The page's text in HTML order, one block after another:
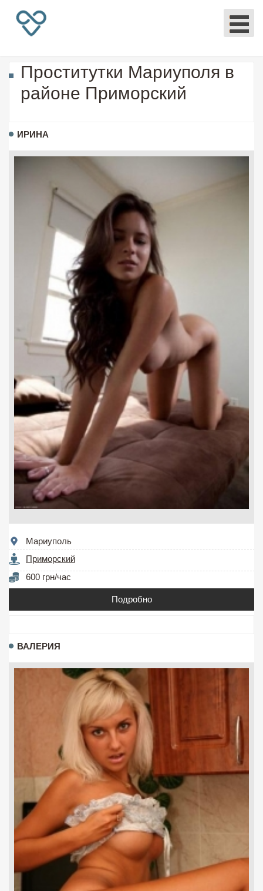
Проститутки Мариуполя в
районе Приморский
ИРИНА
Мариуполь
Приморский
600 грн/час
Подробно
ВАЛЕРИЯ